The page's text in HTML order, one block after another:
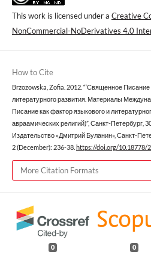
This work is licensed under a Creative
NonCommercial-NoDerivatives 4.0
How to Cite
Brzozowska, Zofia. 2012. “‘Священное
литературного развития. Материалы
Писание как фактор языкового и
авраамических религий)”, Санкт-Петербург,
Издательство «Дмитрий Буланин», Санкт-
2 (December): 236-38. https://doi.org/10.18778/
More Citation Formats
0 0